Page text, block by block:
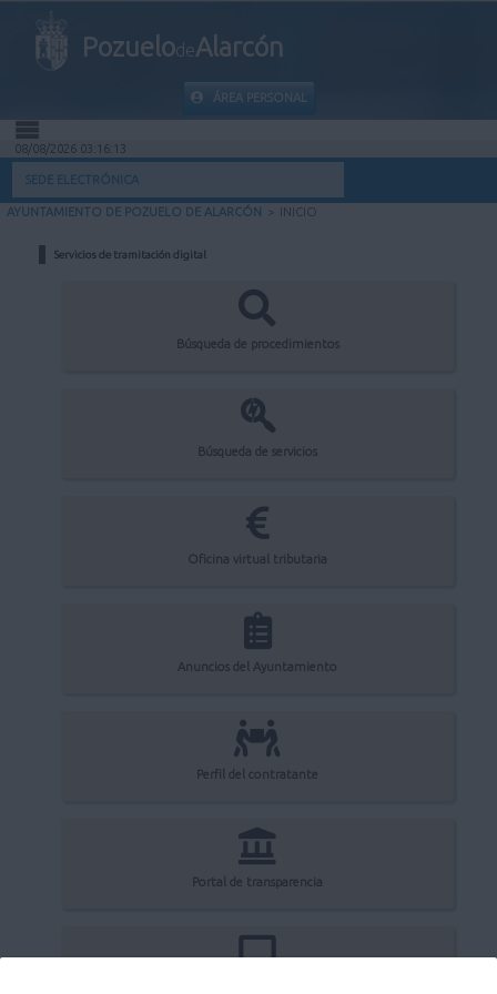
PozuelodeAlarcón
ÁREA PERSONAL
INICIO
INFORMACIÓN MUNICIPAL
08/08/2026 03:16:13
SEDE ELECTRÓNICA
AYUNTAMIENTO DE POZUELO DE ALARCÓN > INICIO
Servicios de tramitación digital
Búsqueda de procedimientos
Búsqueda de servicios
Oficina virtual tributaria
Anuncios del Ayuntamiento
Perfil del contratante
Portal de transparencia